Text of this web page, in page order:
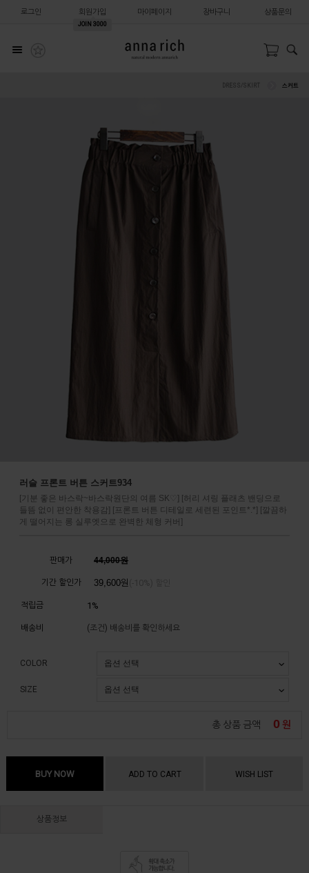
로그인 회원가입
JOIN 3000
마이페이지 장바구니 상품문의
스커트
러슬 프론트 버튼 스커트934
[기분 좋은 바스락~바스락원단의 여름 SK♡] [허리 셔링 플래츠 밴딩으로
들뜸 없이 편안한 착용감] [프론트 버튼 디테일로 세련된 포인트*.*] [깔끔하
게 떨어지는 롱 실루엣으로 완벽한 체형 커버]
판매가 44,000원
기간 할인가 39,600원
적립금 1%
배송비 (조건) 배송비를 확인하세요
COLOR
SIZE
총 상품 금액 0 원
BUY NOW ADD TO CART WISH LIST
상품정보